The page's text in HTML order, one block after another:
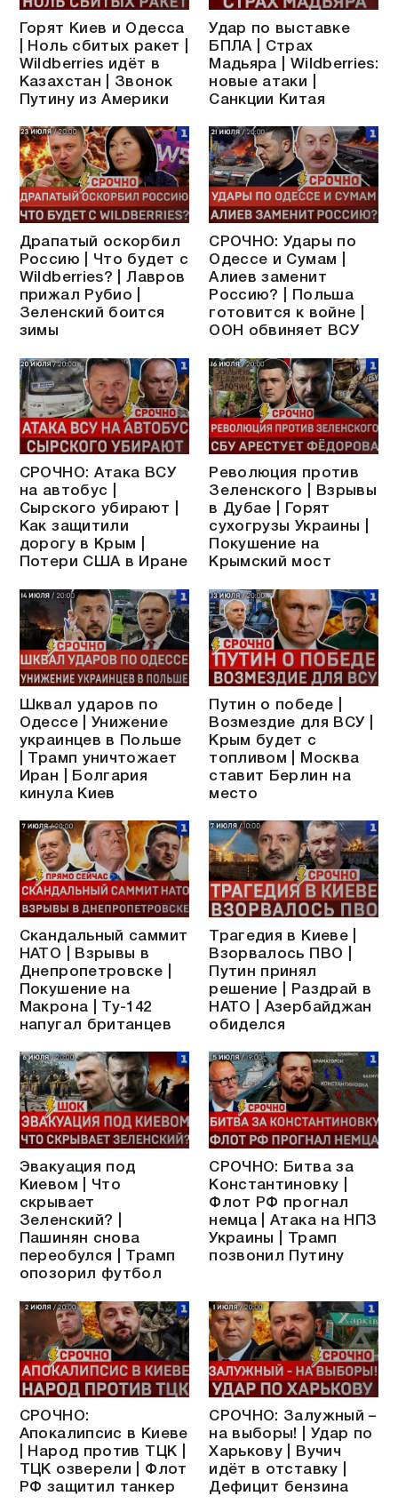
Горят Киев и Одесса
| Ноль сбитых ракет |
Wildberries идёт в
Казахстан | Звонок
Путину из Америки
Удар по выставке
БПЛА | Страх
Мадьяра | Wildberries:
новые атаки |
Санкции Китая
Драпатый оскорбил
Россию | Что будет с
Wildberries? | Лавров
прижал Рубио |
Зеленский боится
зимы
СРОЧНО: Удары по
Одессе и Сумам |
Алиев заменит
Россию? | Польша
готовится к войне |
ООН обвиняет ВСУ
СРОЧНО: Атака ВСУ
на автобус |
Сырского убирают |
Как защитили
дорогу в Крым |
Потери США в Иране
Революция против
Зеленского | Взрывы
в Дубае | Горят
сухогрузы Украины |
Покушение на
Крымский мост
Шквал ударов по
Одессе | Унижение
украинцев в Польше
| Трамп уничтожает
Иран | Болгария
кинула Киев
Путин о победе |
Возмездие для ВСУ |
Крым будет с
топливом | Москва
ставит Берлин на
место
Скандальный саммит
НАТО | Взрывы в
Днепропетровске |
Покушение на
Макрона | Ту-142
напугал британцев
Трагедия в Киеве |
Взорвалось ПВО |
Путин принял
решение | Раздрай в
НАТО | Азербайджан
обиделся
Эвакуация под
Киевом | Что
скрывает
Зеленский? |
Пашинян снова
переобулся | Трамп
опозорил футбол
СРОЧНО: Битва за
Константиновку |
Флот РФ прогнал
немца | Атака на НПЗ
Украины | Трамп
позвонил Путину
СРОЧНО:
Апокалипсис в Киеве
| Народ против ТЦК |
ТЦК озверели | Флот
РФ защитил танкер
СРОЧНО: Залужный –
на выборы! | Удар по
Харькову | Вучич
идёт в отставку |
Дефицит бензина